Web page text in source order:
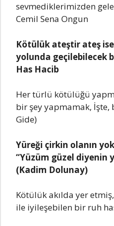
sevmediklerimizden
Cemil Sena Ongun
Kötülük ateştir ateş ise
yolunda geçilebilecek
Has Hacib
Her türlü kötülüğü
bir şey yapmamak,
Gide)
Yüreği çirkin olanın
“Yüzüm güzel diyenin
(Kadim Dolunay)
Kötülük akılda yer
ile iyileşebilen bir ruh